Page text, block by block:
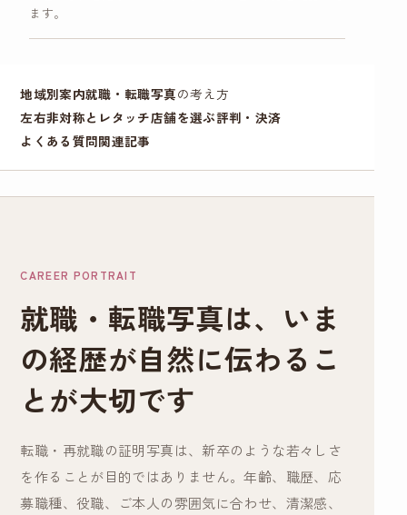
ます。
地域別案内就職・転職写真の考え方
左右非対称とレタッチ店舗を選ぶ評判・決済
よくある質問関連記事
CAREER PORTRAIT
就職・転職写真は、いま
の経歴が自然に伝わるこ
とが大切です
転職・再就職の証明写真は、新卒のような若々しさ
を作ることが目的ではありません。年齢、職歴、応
募職種、役職、ご本人の雰囲気に合わせ、清潔感、